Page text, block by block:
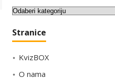
K
t
g
o
Stranice
KvizBOX
O nama